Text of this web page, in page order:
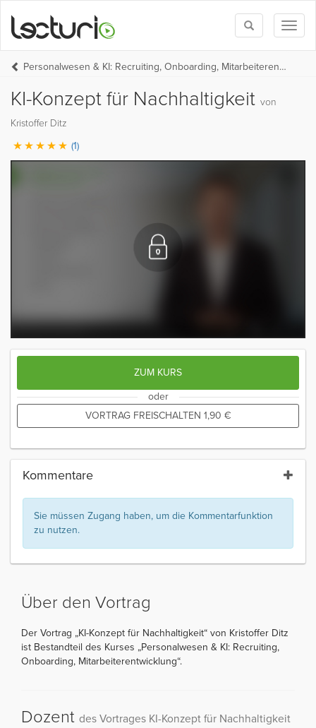
Toggle
search
Personalwesen & KI: Recruiting, Onboarding, Mitarbeiterentwicklung
KI-Konzept für Nachhaltigkeit von
Kristoffer Ditz
(1)
ZUM KURS
oder
VORTRAG FREISCHALTEN 1,90 €
Kommentare
Sie müssen Zugang haben, um die Kommentarfunktion
zu nutzen.
Über den Vortrag
Der Vortrag „KI-Konzept für Nachhaltigkeit“ von Kristoffer Ditz
ist Bestandteil des Kurses „Personalwesen & KI: Recruiting,
Onboarding, Mitarbeiterentwicklung“.
Dozent des Vortrages KI-Konzept für Nachhaltigkeit